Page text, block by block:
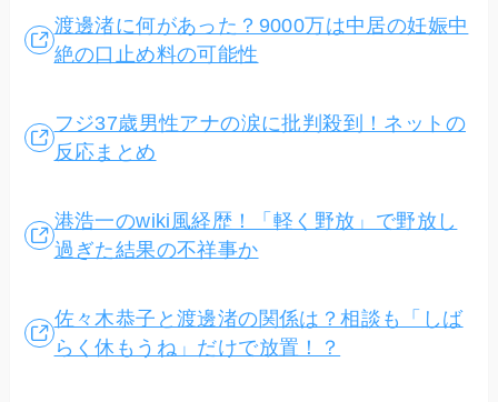
渡邊渚に何があった？9000万は中居の妊娠中
絶の口止め料の可能性
フジ37歳男性アナの涙に批判殺到！ネットの
反応まとめ
港浩一のwiki風経歴！「軽く野放」で野放し
過ぎた結果の不祥事か
佐々木恭子と渡邊渚の関係は？相談も「しば
らく休もうね」だけで放置！？